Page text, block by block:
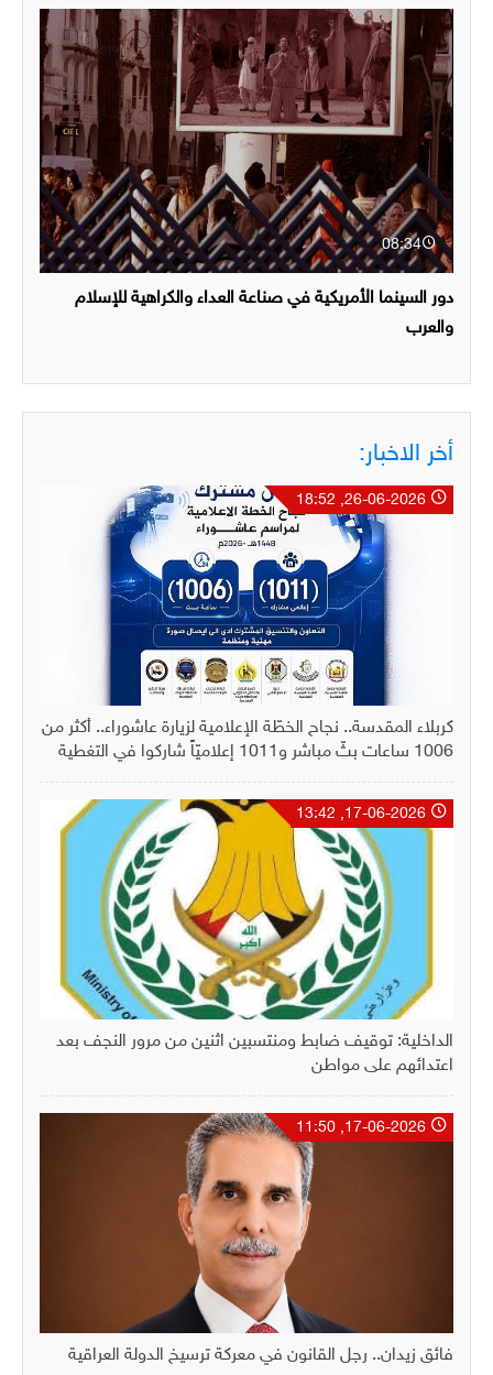
08:34
دور السينما الأمريكية في صناعة العداء والكراهية للإسلام
والعرب
أخر الاخبار:
كربلاء المقدسة.. نجاح الخطّة الإعلامية لزيارة عاشوراء.. أكثر من
1006 ساعات بثّ مباشر و1011 إعلاميّاً شاركوا في التغطية
الداخلية: توقيف ضابط ومنتسبين اثنين من مرور النجف بعد
اعتدائهم على مواطن
فائق زيدان.. رجل القانون في معركة ترسيخ الدولة العراقية